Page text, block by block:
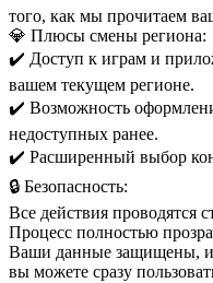
того, как мы прочитаем
💎 Плюсы смены региона:
✔️ Доступ к играм и
вашем текущем регионе.
✔️ Возможность
недоступных ранее.
✔️ Расширенный выбор
🔒 Безопасность:
Все действия проводятся
Процесс полностью
Ваши данные защищены, и
вы можете сразу